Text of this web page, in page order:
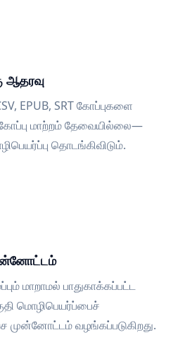
ஆதரவு
EPUB, SRT கோப்புகளை
கோப்பு மாற்றம் தேவையில்லை—
தொடங்கிவிடும்.
மாறாமல் பாதுகாக்கப்பட்ட
மொழிபெயர்ப்பைச்
முன்னோட்டம் வழங்கப்படுகிறது.